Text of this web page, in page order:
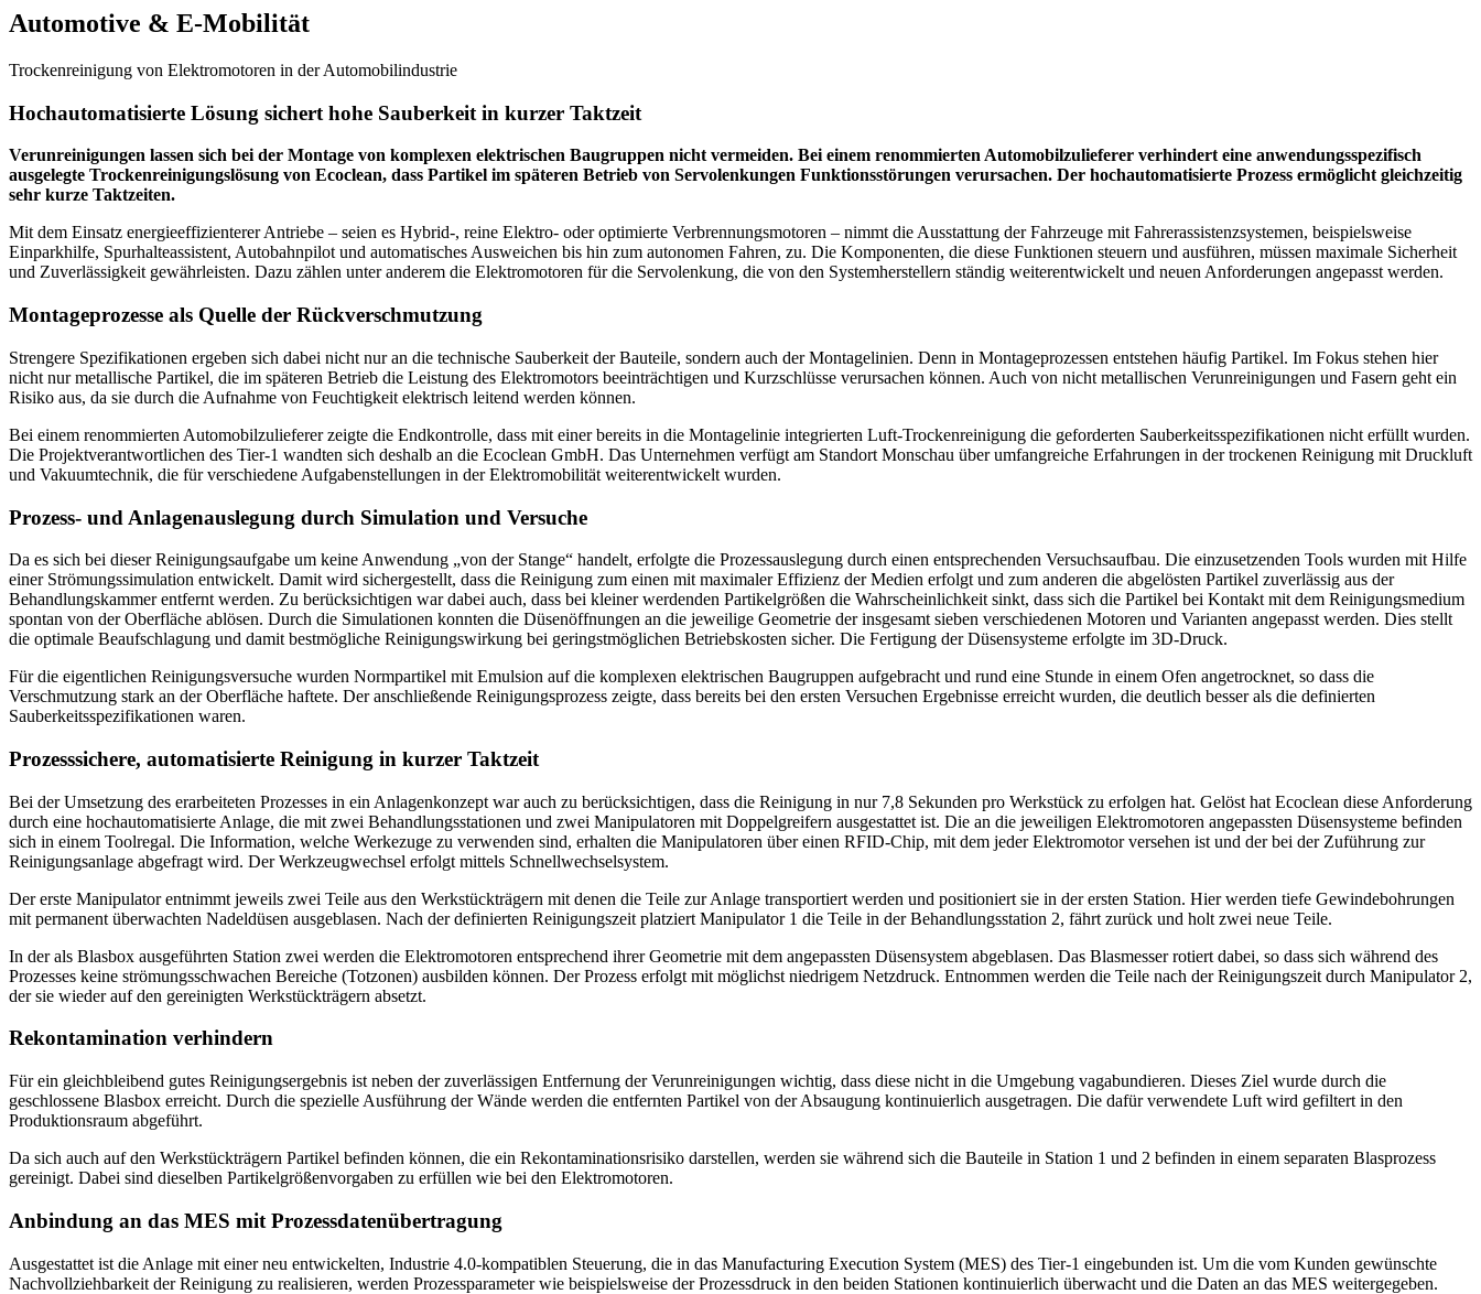
Automotive & E-Mobilität
Trockenreinigung von Elektromotoren in der Automobilindustrie
Hochautomatisierte Lösung sichert hohe Sauberkeit in kurzer Taktzeit
Verunreinigungen lassen sich bei der Montage von komplexen elektrischen Baugruppen nicht vermeiden. Bei einem renommierten Automobilzulieferer verhindert eine anwendungsspezifisch
ausgelegte Trockenreinigungslösung von Ecoclean, dass Partikel im späteren Betrieb von Servolenkungen Funktionsstörungen verursachen. Der hochautomatisierte Prozess ermöglicht gleichzeitig
sehr kurze Taktzeiten.
Mit dem Einsatz energieeffizienterer Antriebe – seien es Hybrid-, reine Elektro- oder optimierte Verbrennungsmotoren – nimmt die Ausstattung der Fahrzeuge mit Fahrerassistenzsystemen, beispielsweise
Einparkhilfe, Spurhalteassistent, Autobahnpilot und automatisches Ausweichen bis hin zum autonomen Fahren, zu. Die Komponenten, die diese Funktionen steuern und ausführen, müssen maximale Sicherheit
und Zuverlässigkeit gewährleisten. Dazu zählen unter anderem die Elektromotoren für die Servolenkung, die von den Systemherstellern ständig weiterentwickelt und neuen Anforderungen angepasst werden.
Montageprozesse als Quelle der Rückverschmutzung
Strengere Spezifikationen ergeben sich dabei nicht nur an die technische Sauberkeit der Bauteile, sondern auch der Montagelinien. Denn in Montageprozessen entstehen häufig Partikel. Im Fokus stehen hier
nicht nur metallische Partikel, die im späteren Betrieb die Leistung des Elektromotors beeinträchtigen und Kurzschlüsse verursachen können. Auch von nicht metallischen Verunreinigungen und Fasern geht ein
Risiko aus, da sie durch die Aufnahme von Feuchtigkeit elektrisch leitend werden können.
Bei einem renommierten Automobilzulieferer zeigte die Endkontrolle, dass mit einer bereits in die Montagelinie integrierten Luft-Trockenreinigung die geforderten Sauberkeitsspezifikationen nicht erfüllt wurden.
Die Projektverantwortlichen des Tier-1 wandten sich deshalb an die Ecoclean GmbH. Das Unternehmen verfügt am Standort Monschau über umfangreiche Erfahrungen in der trockenen Reinigung mit Druckluft
und Vakuumtechnik, die für verschiedene Aufgabenstellungen in der Elektromobilität weiterentwickelt wurden.
Prozess- und Anlagenauslegung durch Simulation und Versuche
Da es sich bei dieser Reinigungsaufgabe um keine Anwendung „von der Stange“ handelt, erfolgte die Prozessauslegung durch einen entsprechenden Versuchsaufbau. Die einzusetzenden Tools wurden mit Hilfe
einer Strömungssimulation entwickelt. Damit wird sichergestellt, dass die Reinigung zum einen mit maximaler Effizienz der Medien erfolgt und zum anderen die abgelösten Partikel zuverlässig aus der
Behandlungskammer entfernt werden. Zu berücksichtigen war dabei auch, dass bei kleiner werdenden Partikelgrößen die Wahrscheinlichkeit sinkt, dass sich die Partikel bei Kontakt mit dem Reinigungsmedium
spontan von der Oberfläche ablösen. Durch die Simulationen konnten die Düsenöffnungen an die jeweilige Geometrie der insgesamt sieben verschiedenen Motoren und Varianten angepasst werden. Dies stellt
die optimale Beaufschlagung und damit bestmögliche Reinigungswirkung bei geringstmöglichen Betriebskosten sicher. Die Fertigung der Düsensysteme erfolgte im 3D-Druck.
Für die eigentlichen Reinigungsversuche wurden Normpartikel mit Emulsion auf die komplexen elektrischen Baugruppen aufgebracht und rund eine Stunde in einem Ofen angetrocknet, so dass die
Verschmutzung stark an der Oberfläche haftete. Der anschließende Reinigungsprozess zeigte, dass bereits bei den ersten Versuchen Ergebnisse erreicht wurden, die deutlich besser als die definierten
Sauberkeitsspezifikationen waren.
Prozesssichere, automatisierte Reinigung in kurzer Taktzeit
Bei der Umsetzung des erarbeiteten Prozesses in ein Anlagenkonzept war auch zu berücksichtigen, dass die Reinigung in nur 7,8 Sekunden pro Werkstück zu erfolgen hat. Gelöst hat Ecoclean diese Anforderung
durch eine hochautomatisierte Anlage, die mit zwei Behandlungsstationen und zwei Manipulatoren mit Doppelgreifern ausgestattet ist. Die an die jeweiligen Elektromotoren angepassten Düsensysteme befinden
sich in einem Toolregal. Die Information, welche Werkezuge zu verwenden sind, erhalten die Manipulatoren über einen RFID-Chip, mit dem jeder Elektromotor versehen ist und der bei der Zuführung zur
Reinigungsanlage abgefragt wird. Der Werkzeugwechsel erfolgt mittels Schnellwechselsystem.
Der erste Manipulator entnimmt jeweils zwei Teile aus den Werkstückträgern mit denen die Teile zur Anlage transportiert werden und positioniert sie in der ersten Station. Hier werden tiefe Gewindebohrungen
mit permanent überwachten Nadeldüsen ausgeblasen. Nach der definierten Reinigungszeit platziert Manipulator 1 die Teile in der Behandlungsstation 2, fährt zurück und holt zwei neue Teile.
In der als Blasbox ausgeführten Station zwei werden die Elektromotoren entsprechend ihrer Geometrie mit dem angepassten Düsensystem abgeblasen. Das Blasmesser rotiert dabei, so dass sich während des
Prozesses keine strömungsschwachen Bereiche (Totzonen) ausbilden können. Der Prozess erfolgt mit möglichst niedrigem Netzdruck. Entnommen werden die Teile nach der Reinigungszeit durch Manipulator 2,
der sie wieder auf den gereinigten Werkstückträgern absetzt.
Rekontamination verhindern
Für ein gleichbleibend gutes Reinigungsergebnis ist neben der zuverlässigen Entfernung der Verunreinigungen wichtig, dass diese nicht in die Umgebung vagabundieren. Dieses Ziel wurde durch die
geschlossene Blasbox erreicht. Durch die spezielle Ausführung der Wände werden die entfernten Partikel von der Absaugung kontinuierlich ausgetragen. Die dafür verwendete Luft wird gefiltert in den
Produktionsraum abgeführt.
Da sich auch auf den Werkstückträgern Partikel befinden können, die ein Rekontaminationsrisiko darstellen, werden sie während sich die Bauteile in Station 1 und 2 befinden in einem separaten Blasprozess
gereinigt. Dabei sind dieselben Partikelgrößenvorgaben zu erfüllen wie bei den Elektromotoren.
Anbindung an das MES mit Prozessdatenübertragung
Ausgestattet ist die Anlage mit einer neu entwickelten, Industrie 4.0-kompatiblen Steuerung, die in das Manufacturing Execution System (MES) des Tier-1 eingebunden ist. Um die vom Kunden gewünschte
Nachvollziehbarkeit der Reinigung zu realisieren, werden Prozessparameter wie beispielsweise der Prozessdruck in den beiden Stationen kontinuierlich überwacht und die Daten an das MES weitergegeben.